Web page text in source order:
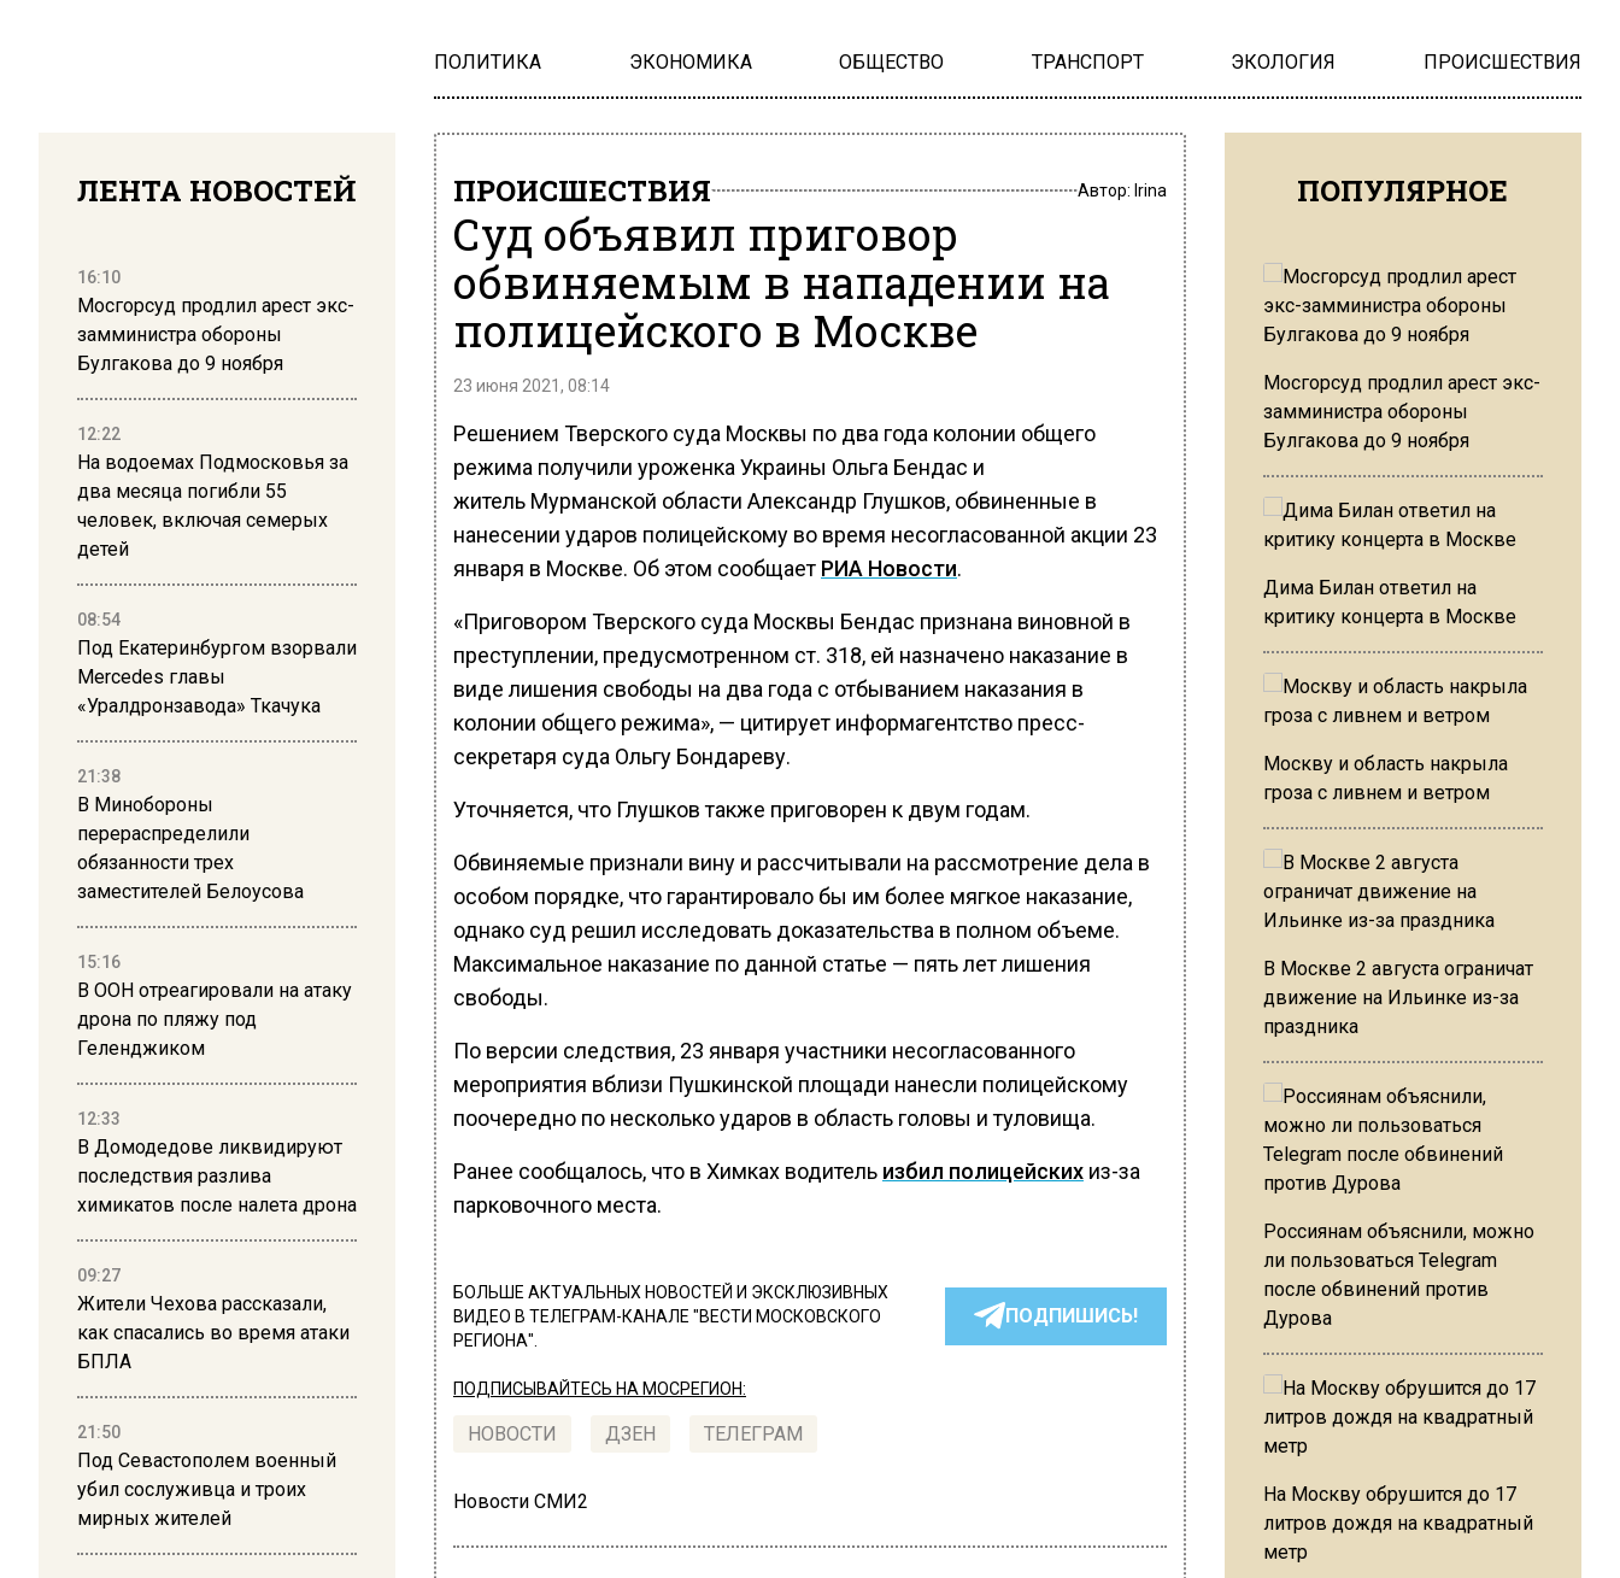
ПОЛИТИКА ЭКОНОМИКА ОБЩЕСТВО ТРАНСПОРТ ЭКОЛОГИЯ ПРОИСШЕСТВИЯ
ЛЕНТА НОВОСТЕЙ
16:10
Мосгорсуд продлил арест экс-
замминистра обороны
Булгакова до 9 ноября
12:22
На водоемах Подмосковья за
два месяца погибли 55
человек, включая семерых
детей
08:54
Под Екатеринбургом взорвали
Mercedes главы
«Уралдронзавода» Ткачука
21:38
В Минобороны
перераспределили
обязанности трех
заместителей Белоусова
15:16
В ООН отреагировали на атаку
дрона по пляжу под
Геленджиком
12:33
В Домодедове ликвидируют
последствия разлива
химикатов после налета дрона
09:27
Жители Чехова рассказали,
как спасались во время атаки
БПЛА
21:50
Под Севастополем военный
убил сослуживца и троих
мирных жителей
ПРОИСШЕСТВИЯ Автор: Irina
Суд объявил приговор
обвиняемым в нападении на
полицейского в Москве
23 июня 2021, 08:14
Решением Тверского суда Москвы по два года колонии общего
режима получили уроженка Украины Ольга Бендас и
житель Мурманской области Александр Глушков, обвиненные в
нанесении ударов полицейскому во время несогласованной акции 23
января в Москве. Об этом сообщает РИА Новости.
«Приговором Тверского суда Москвы Бендас признана виновной в
преступлении, предусмотренном ст. 318, ей назначено наказание в
виде лишения свободы на два года с отбыванием наказания в
колонии общего режима», — цитирует информагентство пресс-
секретаря суда Ольгу Бондареву.
Уточняется, что Глушков также приговорен к двум годам.
Обвиняемые признали вину и рассчитывали на рассмотрение дела в
особом порядке, что гарантировало бы им более мягкое наказание,
однако суд решил исследовать доказательства в полном объеме.
Максимальное наказание по данной статье — пять лет лишения
свободы.
По версии следствия, 23 января участники несогласованного
мероприятия вблизи Пушкинской площади нанесли полицейскому
поочередно по несколько ударов в область головы и туловища.
Ранее сообщалось, что в Химках водитель избил полицейскихиз-за
парковочного места.
БОЛЬШЕ АКТУАЛЬНЫХ НОВОСТЕЙ И ЭКСКЛЮЗИВНЫХ
ВИДЕО В ТЕЛЕГРАМ-КАНАЛЕ "ВЕСТИ МОСКОВСКОГО
РЕГИОНА".
ПОДПИШИСЬ!
ПОДПИСЫВАЙТЕСЬ НА МОСРЕГИОН:
НОВОСТИ ДЗЕН ТЕЛЕГРАМ
Новости СМИ2
ПОПУЛЯРНОЕ
Мосгорсуд продлил арест экс-
замминистра обороны
Булгакова до 9 ноября
Дима Билан ответил на
критику концерта в Москве
Москву и область накрыла
гроза с ливнем и ветром
В Москве 2 августа ограничат
движение на Ильинке из-за
праздника
Россиянам объяснили, можно
ли пользоваться Telegram
после обвинений против
Дурова
На Москву обрушится до 17
литров дождя на квадратный
метр